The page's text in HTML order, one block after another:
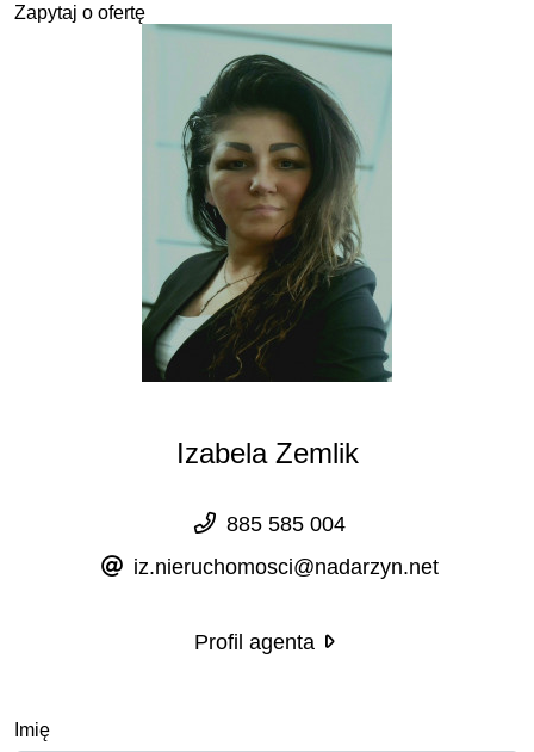
Zapytaj o ofertę
Izabela Zemlik
885 585 004
iz.nieruchomosci@nadarzyn.net
Profil agenta
Imię